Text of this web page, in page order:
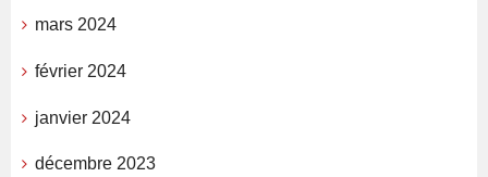
mars 2024
février 2024
janvier 2024
décembre 2023